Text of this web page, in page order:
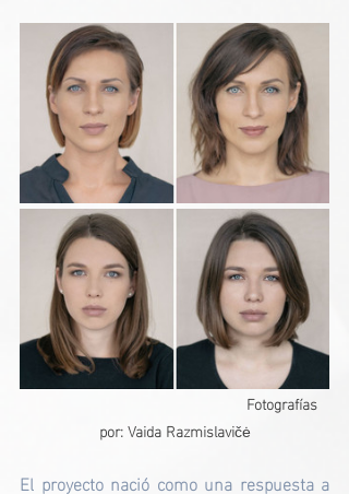
  Fotografías
por: Vaida Razmislavičė
El proyecto nació como una respuesta a